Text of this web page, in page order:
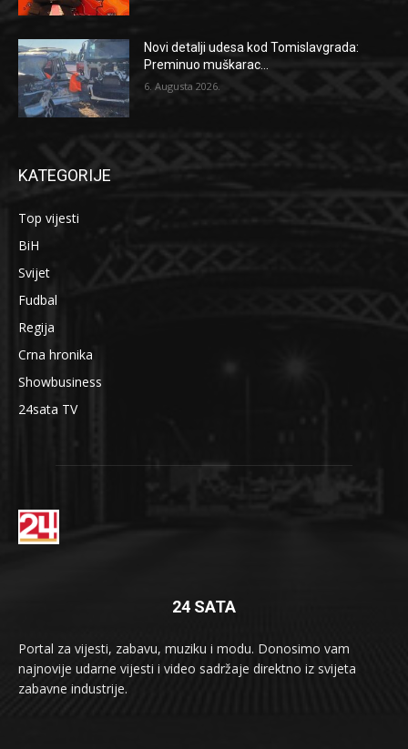
Novi detalji udesa kod Tomislavgrada:
Preminuo muškarac...
6. Augusta 2026.
KATEGORIJE
Top vijesti
BiH
Svijet
Fudbal
Regija
Crna hronika
Showbusiness
24sata TV
24 SATA
Portal za vijesti, zabavu, muziku i modu. Donosimo vam
najnovije udarne vijesti i video sadržaje direktno iz svijeta
zabavne industrije.